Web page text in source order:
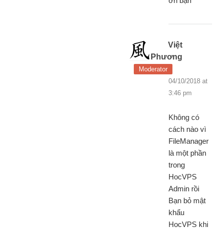
Việt
Phương
Moderator
04/10/2018 at
3:46 pm
Không có
cách nào vì
FileManager
là một phần
trong
HocVPS
Admin rồi
Bạn bỏ mật
khẩu
HocVPS khi